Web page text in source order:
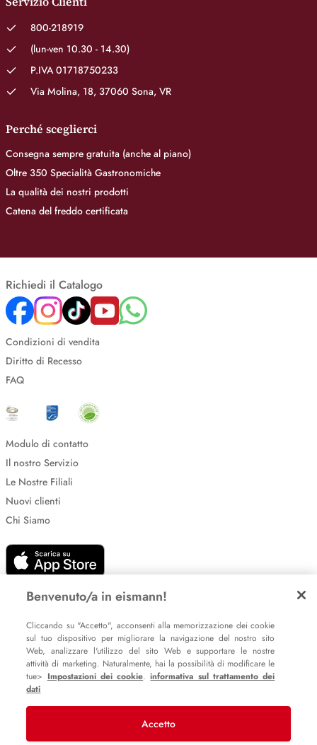
800-218919
(lun-ven 10.30 - 14.30)
P.IVA 01718750233
Via Molina, 18, 37060 Sona, VR
Perché sceglierci
Consegna sempre gratuita (anche al piano)
Oltre 350 Specialità Gastronomiche
La qualità dei nostri prodotti
Catena del freddo certificata
Richiedi il Catalogo
Condizioni di vendita
Diritto di Recesso
FAQ
Modulo di contatto
Il nostro Servizio
Le Nostre Filiali
Nuovi clienti
Chi Siamo
Impostazione dei cookie
Informative sulla privacy
Policy Whistleblowing
Benvenuto/a in eismann!
Cliccando su "Accetto", acconsenti alla memorizzazione dei cookie
sul tuo dispositivo per migliorare la navigazione del nostro sito
Web, analizzare l'utilizzo del sito Web e supportare le nostre
attività di marketing. Naturalmente, hai la possibilità di modificare le
tue> Impostazioni dei cookie.informativa sul trattamento dei
dati
Accetto